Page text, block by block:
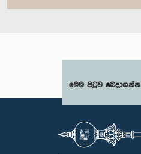
මෙම පිටුව බෙදාගන්න